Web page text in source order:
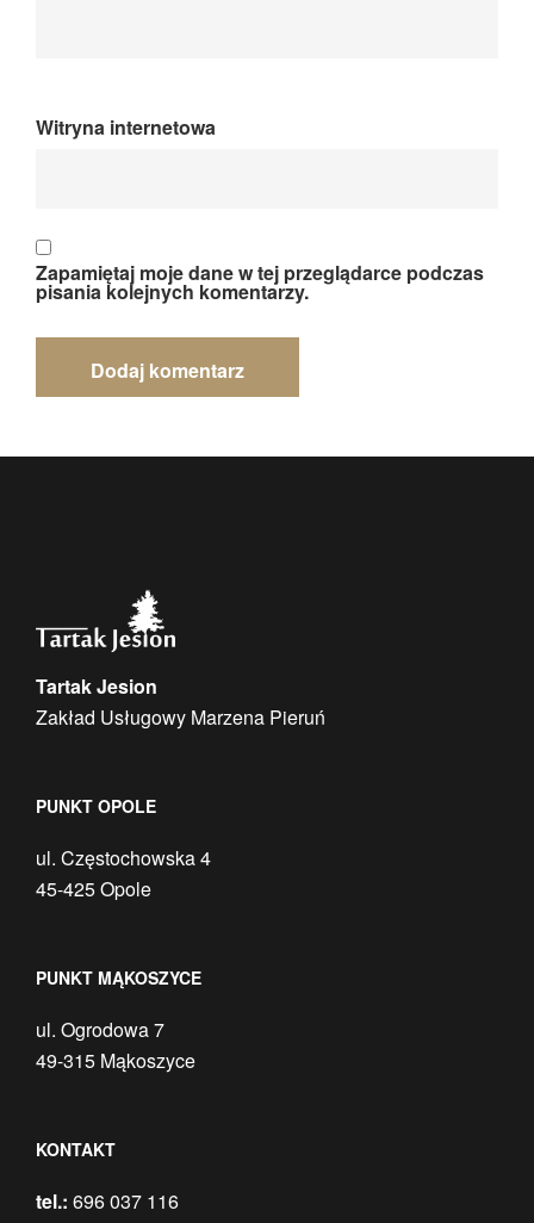
Witryna internetowa
Zapamiętaj moje dane w tej przeglądarce podczas
pisania kolejnych komentarzy.
Tartak Jesion
Zakład Usługowy Marzena Pieruń
PUNKT OPOLE
ul. Częstochowska 4
45-425 Opole
PUNKT MĄKOSZYCE
ul. Ogrodowa 7
49-315 Mąkoszyce
KONTAKT
tel.: 696 037 116